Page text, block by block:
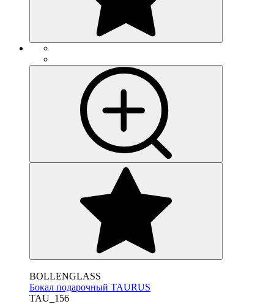
BOLLENGLASS
Бокал подарочный TAURUS
TAU_156